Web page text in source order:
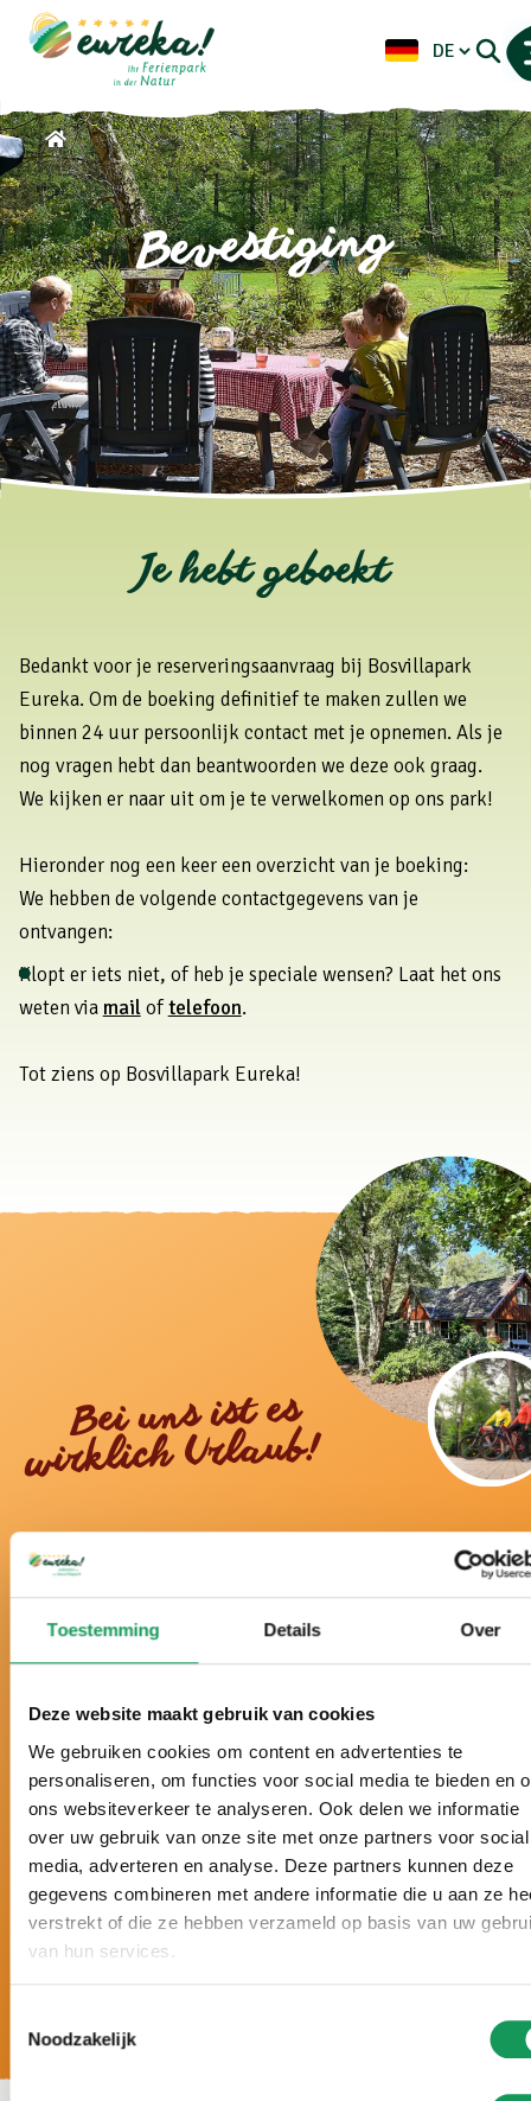
Toestemming Details Over
Deze website maakt gebruik van cookies
We gebruiken cookies om content en advertenties te
personaliseren, om functies voor social media te bieden en
ons websiteverkeer te analyseren. Ook delen we informatie
over uw gebruik van onze site met onze partners voor social
media, adverteren en analyse. Deze partners kunnen deze
gegevens combineren met andere informatie die u aan ze
verstrekt of die ze hebben verzameld op basis van uw
van hun services.
Noodzakelijk
Bevestiging
Je hebt geboekt
Bedankt voor je reserveringsaanvraag bij Bosvillapark
Eureka. Om de boeking definitief te maken zullen we
binnen 24 uur persoonlijk contact met je opnemen. Als je
nog vragen hebt dan beantwoorden we deze ook graag.
We kijken er naar uit om je te verwelkomen op ons park!
Hieronder nog een keer een overzicht van je boeking:
We hebben de volgende contactgegevens van je
ontvangen:
Klopt er iets niet, of heb je speciale wensen? Laat het ons
weten via mailoftelefoon.
Tot ziens op Bosvillapark Eureka!
Bei uns ist es
wirklich Urlaub!
Schon über ein halbes Jahrhundert der Ferienpark
in der Twenter Natur.
Niederlande gewählt.
Schon sechsmal hintereinander mit einem Zoover
bewertet.
Urlaub nach Maß, mitpersönlicher
Aufmerksamkeit und ganz auf Ihre Wünsche
abgestimmt.
5- Sterne-Luxus. Große Häuser, moderne
Einrichtung und zahlreiche Wellness-
Möglichkeiten.